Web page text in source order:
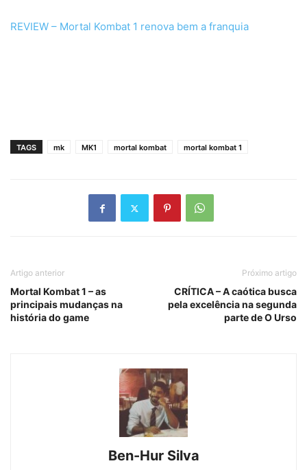
REVIEW – Mortal Kombat 1 renova bem a franquia
TAGS mk MK1 mortal kombat mortal kombat 1
Artigo anterior
Mortal Kombat 1 – as
principais mudanças na
história do game
Próximo artigo
CRÍTICA – A caótica busca
pela excelência na segunda
parte de O Urso
Ben-Hur Silva